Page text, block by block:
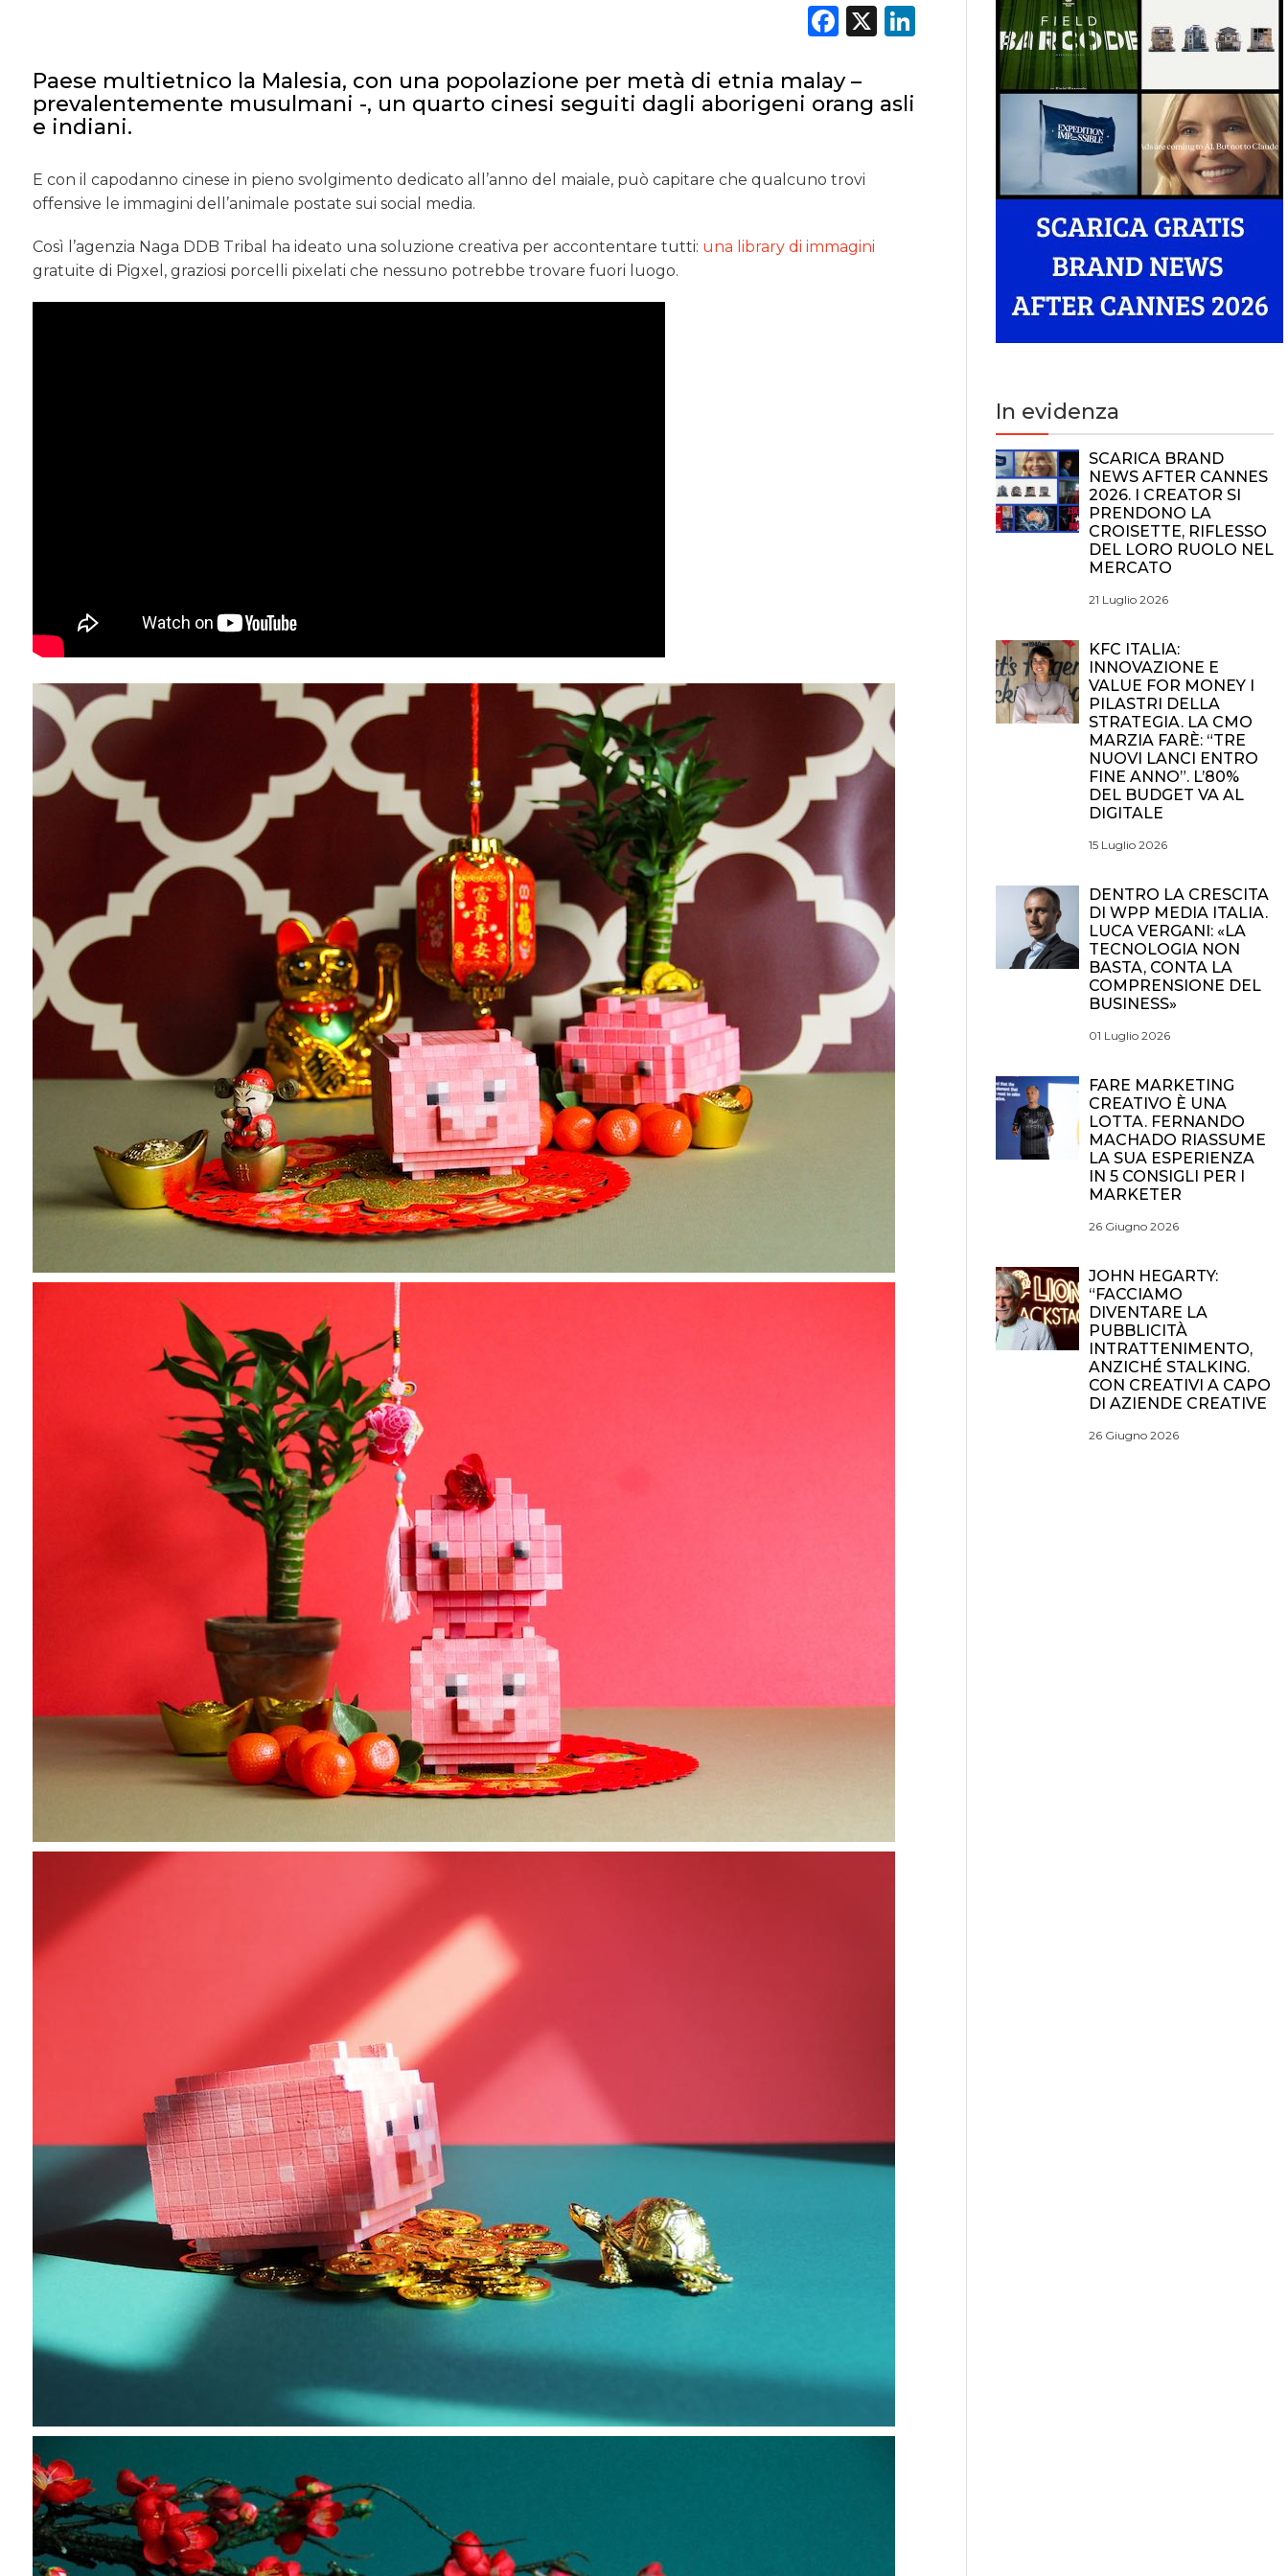
Facebook
X LinkedIn
Paese multietnico la Malesia, con una popolazione per metà di etnia malay –
prevalentemente musulmani -, un quarto cinesi seguiti dagli aborigeni orang asli
e indiani.
E con il capodanno cinese in pieno svolgimento dedicato all’anno del maiale, può capitare che qualcuno trovi
offensive le immagini dell’animale postate sui social media.
Così l’agenzia Naga DDB Tribal ha ideato una soluzione creativa per accontentare tutti: una library di immagini
gratuite di Pigxel, graziosi porcelli pixelati che nessuno potrebbe trovare fuori luogo.
In evidenza
SCARICA BRAND
NEWS AFTER CANNES
2026. I CREATOR SI
PRENDONO LA
CROISETTE, RIFLESSO
DEL LORO RUOLO NEL
MERCATO
21 Luglio 2026
KFC ITALIA:
INNOVAZIONE E
VALUE FOR MONEY I
PILASTRI DELLA
STRATEGIA. LA CMO
MARZIA FARÈ: “TRE
NUOVI LANCI ENTRO
FINE ANNO”. L’80%
DEL BUDGET VA AL
DIGITALE
15 Luglio 2026
DENTRO LA CRESCITA
DI WPP MEDIA ITALIA.
LUCA VERGANI: «LA
TECNOLOGIA NON
BASTA, CONTA LA
COMPRENSIONE DEL
BUSINESS»
01 Luglio 2026
FARE MARKETING
CREATIVO È UNA
LOTTA. FERNANDO
MACHADO RIASSUME
LA SUA ESPERIENZA
IN 5 CONSIGLI PER I
MARKETER
26 Giugno 2026
JOHN HEGARTY:
“FACCIAMO
DIVENTARE LA
PUBBLICITÀ
INTRATTENIMENTO,
ANZICHÉ STALKING.
CON CREATIVI A CAPO
DI AZIENDE CREATIVE
26 Giugno 2026